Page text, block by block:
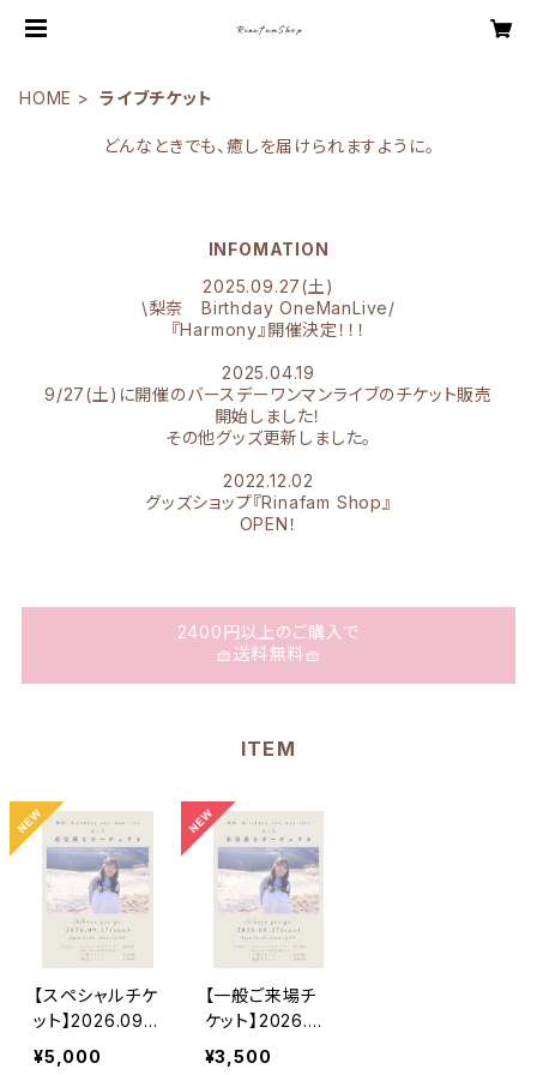
HOME ライブチケット
どんなときでも、癒しを届けられますように。
INFOMATION
2025.09.27(土)
\梨奈 Birthday OneManLive/
『Harmony』開催決定！！！
2025.04.19
9/27(土)に開催のバースデーワンマンライブのチケット販売
開始しました！
その他グッズ更新しました。
2022.12.02
グッズショップ『Rinafam Shop』
OPEN！
2400円以上のご購入で
🧺送料無料🧺
ITEM
【スペシャルチケ
ット】2026.09.2
7(日) Birthday
one-man live
¥5,000
【一般ご来場チ
ケット】2026.0
9.27(日) Birth
day one-man l
¥3,500